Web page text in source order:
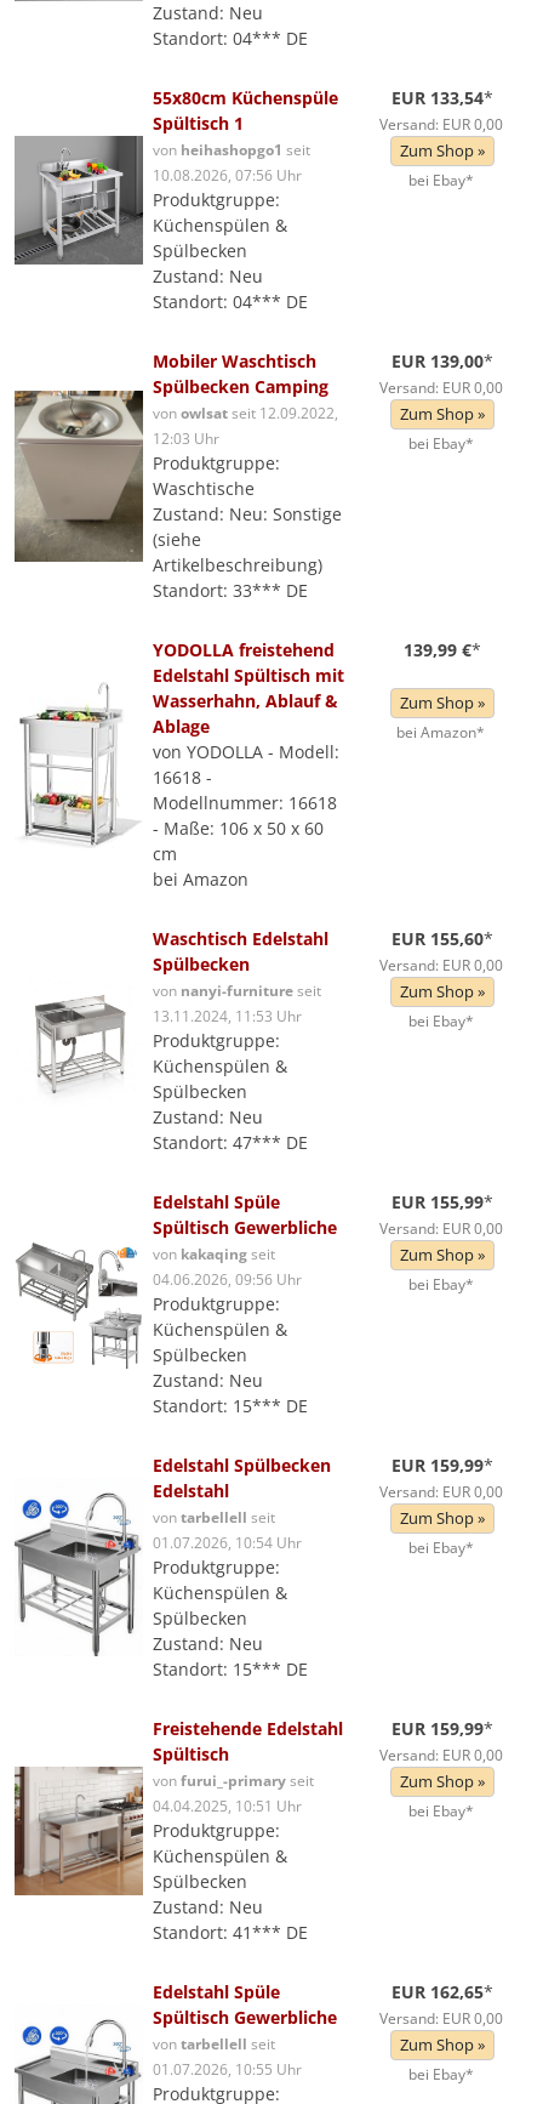
Zustand: Neu
Standort: 04*** DE
55x80cm Küchenspüle
Spültisch 1
von heihashopgo1 seit
10.08.2026, 07:56 Uhr
Produktgruppe:
Küchenspülen &
Spülbecken
Zustand: Neu
Standort: 04*** DE
EUR 133,54*
Versand: EUR 0,00
Zum Shop »
bei Ebay*
Mobiler Waschtisch
Spülbecken Camping
vonowlsatseit 12.09.2022,
12:03 Uhr
Produktgruppe:
Waschtische
Zustand: Neu: Sonstige
(siehe
Artikelbeschreibung)
Standort: 33*** DE
EUR 139,00*
Versand: EUR 0,00
Zum Shop »
bei Ebay*
YODOLLA freistehend
Edelstahl Spültisch mit
Wasserhahn, Ablauf &
Ablage
von YODOLLA - Modell:
16618 -
Modellnummer: 16618
- Maße: 106 x 50 x 60
cm
bei Amazon
139,99 €*
Zum Shop »
bei Amazon*
Waschtisch Edelstahl
Spülbecken
von nanyi-furnitureseit
13.11.2024, 11:53 Uhr
Produktgruppe:
Küchenspülen &
Spülbecken
Zustand: Neu
Standort: 47*** DE
EUR 155,60*
Versand: EUR 0,00
Zum Shop »
bei Ebay*
Edelstahl Spüle
Spültisch Gewerbliche
von kakaqingseit
04.06.2026, 09:56 Uhr
Produktgruppe:
Küchenspülen &
Spülbecken
Zustand: Neu
Standort: 15*** DE
EUR 155,99*
Versand: EUR 0,00
Zum Shop »
bei Ebay*
Edelstahl Spülbecken
Edelstahl
vontarbellell seit
01.07.2026, 10:54 Uhr
Produktgruppe:
Küchenspülen &
Spülbecken
Zustand: Neu
Standort: 15*** DE
EUR 159,99*
Versand: EUR 0,00
Zum Shop »
bei Ebay*
Freistehende Edelstahl
Spültisch
vonfurui_-primaryseit
04.04.2025, 10:51 Uhr
Produktgruppe:
Küchenspülen &
Spülbecken
Zustand: Neu
Standort: 41*** DE
EUR 159,99*
Versand: EUR 0,00
Zum Shop »
bei Ebay*
Edelstahl Spüle
Spültisch Gewerbliche
vontarbellell seit
01.07.2026, 10:55 Uhr
Produktgruppe:
EUR 162,65*
Versand: EUR 0,00
Zum Shop »
bei Ebay*